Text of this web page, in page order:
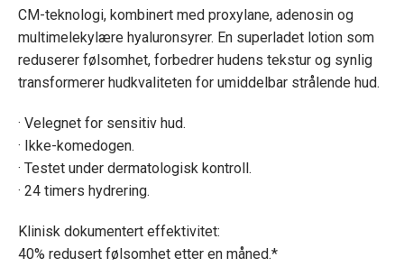
CM-teknologi, kombinert med proxylane, adenosin og
multimelekylære hyaluronsyrer. En superladet lotion som
reduserer følsomhet, forbedrer hudens tekstur og synlig
transformerer hudkvaliteten for umiddelbar strålende hud.
· Velegnet for sensitiv hud.
· Ikke-komedogen.
· Testet under dermatologisk kontroll.
· 24 timers hydrering.
Klinisk dokumentert effektivitet:
40% redusert følsomhet etter en måned.*